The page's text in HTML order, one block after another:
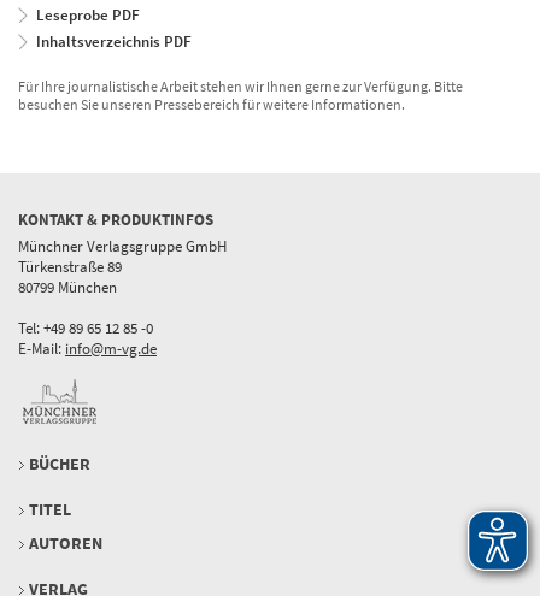
Leseprobe PDF
Inhaltsverzeichnis PDF
Für Ihre journalistische Arbeit stehen wir Ihnen gerne zur Verfügung. Bitte
besuchen Sie unseren Pressebereich für weitere Informationen.
KONTAKT & PRODUKTINFOS
Münchner Verlagsgruppe GmbH
Türkenstraße 89
80799 München
Tel: +49 89 65 12 85 -0
E-Mail: info@m-vg.de
BÜCHER
TITEL
AUTOREN
VERLAG